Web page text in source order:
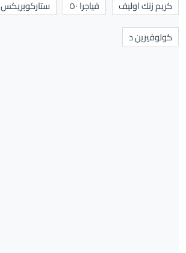
كريم زنك اوليف
فياجرا ٥٠
ستاركوبريكس
كولوفيرين د